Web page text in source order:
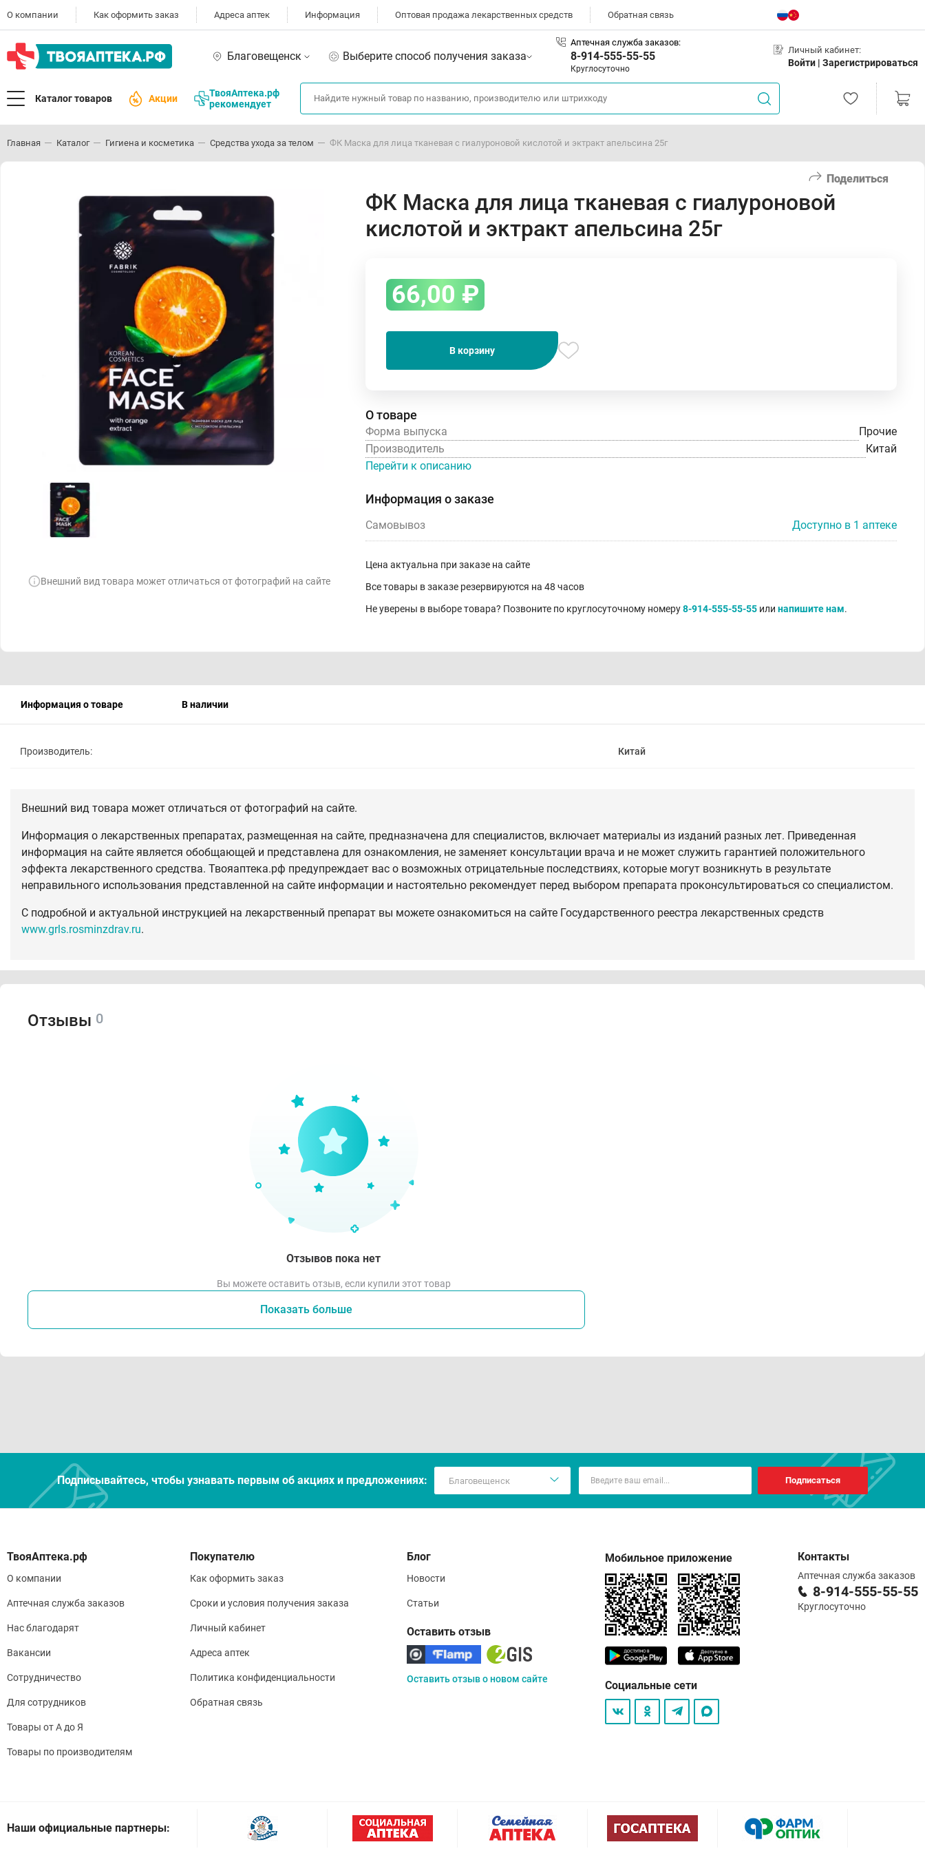
О компании Как оформить заказ Адреса аптек Информация Оптовая продажа лекарственных средств Обратная связь
Благовещенск Выберите способ получения заказа
Аптечная служба заказов:
8-914-555-55-55
Круглосуточно
Личный кабинет:
Войти | Зарегистрироваться
Каталог товаров Акции
ТвояАптека.рф
рекомендует
Главная Каталог Гигиена и косметика Средства ухода за телом ФК Маска для лица тканевая с гиалуроновой кислотой и эктракт апельсина 25г
Поделиться
Внешний вид товара может отличаться от фотографий на сайте
ФК Маска для лица тканевая с гиалуроновой
кислотой и эктракт апельсина 25г
66,00 ₽
В корзину
О товаре
Форма выпуска
Прочие
Производитель
Китай
Перейти к описанию
Информация о заказе
Самовывоз Доступно в 1 аптеке
Цена актуальна при заказе на сайте
Все товары в заказе резервируются на 48 часов
Не уверены в выборе товара? Позвоните по круглосуточному номеру8-914-555-55-55 или напишите нам.
Информация о товаре В наличии
Производитель: Китай
Внешний вид товара может отличаться от фотографий на сайте.
Информация о лекарственных препаратах, размещенная на сайте, предназначена для специалистов, включает материалы из изданий разных лет. Приведенная
информация на сайте является обобщающей и представлена для ознакомления, не заменяет консультации врача и не может служить гарантией положительного
эффекта лекарственного средства. Твояаптека.рф предупреждает вас о возможных отрицательные последствиях, которые могут возникнуть в результате
неправильного использования представленной на сайте информации и настоятельно рекомендует перед выбором препарата проконсультироваться со специалистом.
С подробной и актуальной инструкцией на лекарственный препарат вы можете ознакомиться на сайте Государственного реестра лекарственных средств
www.grls.rosminzdrav.ru.
Отзывы 0
Отзывов пока нет
Вы можете оставить отзыв, если купили этот товар
Показать больше
Подписывайтесь, чтобы узнавать первым об акцияx и предложениях: Подписаться
О компании
Аптечная служба заказов
Нас благодарят
Вакансии
Сотрудничество
Для сотрудников
Товары от А до Я
Товары по производителям
Покупателю
Как оформить заказ
Сроки и условия получения заказа
Личный кабинет
Адреса аптек
Политика конфиденциальности
Обратная связь
Блог
Новости
Статьи
Оставить отзыв
Оставить отзыв о новом сайте
Мобильное приложение
Социальные сети
Контакты
Аптечная служба заказов
8-914-555-55-55
Круглосуточно
Наши официальные партнеры: